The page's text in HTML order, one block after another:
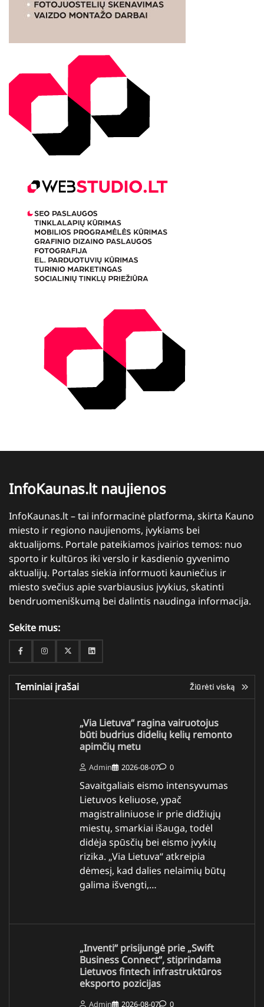
InfoKaunas.lt naujienos
InfoKaunas.lt – tai informacinė platforma, skirta Kauno
miesto ir regiono naujienoms, įvykiams bei
aktualijoms. Portale pateikiamos įvairios temos: nuo
sporto ir kultūros iki verslo ir kasdienio gyvenimo
aktualijų. Portalas siekia informuoti kauniečius ir
miesto svečius apie svarbiausius įvykius, skatinti
bendruomeniškumą bei dalintis naudinga informacija.
Sekite mus:
FacebookInstagramTwitterLinkedin
Teminiai įrašai Žiūrėti viską
„Via Lietuva“ ragina vairuotojus
būti budrius didelių kelių remonto
apimčių metu
Admin 2026-08-07 0
Savaitgaliais eismo intensyvumas
Lietuvos keliuose, ypač
magistraliniuose ir prie didžiųjų
miestų, smarkiai išauga, todėl
didėja spūsčių bei eismo įvykių
rizika. „Via Lietuva“ atkreipia
dėmesį, kad dalies nelaimių būtų
galima išvengti,…
„Inventi“ prisijungė prie „Swift
Business Connect“, stiprindama
Lietuvos fintech infrastruktūros
eksporto pozicijas
Admin 2026-08-07 0